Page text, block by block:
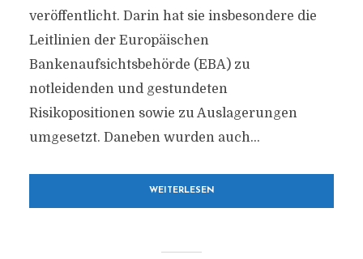
veröffentlicht. Darin hat sie insbesondere die
Leitlinien der Europäischen
Bankenaufsichtsbehörde (EBA) zu
notleidenden und gestundeten
Risikopositionen sowie zu Auslagerungen
umgesetzt. Daneben wurden auch...
WEITERLESEN